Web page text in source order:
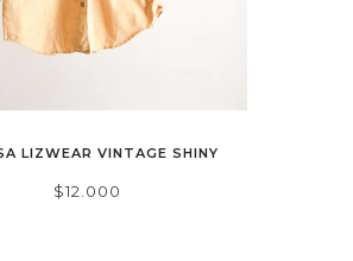
LIZWEAR VINTAGE SHINY
$12.000